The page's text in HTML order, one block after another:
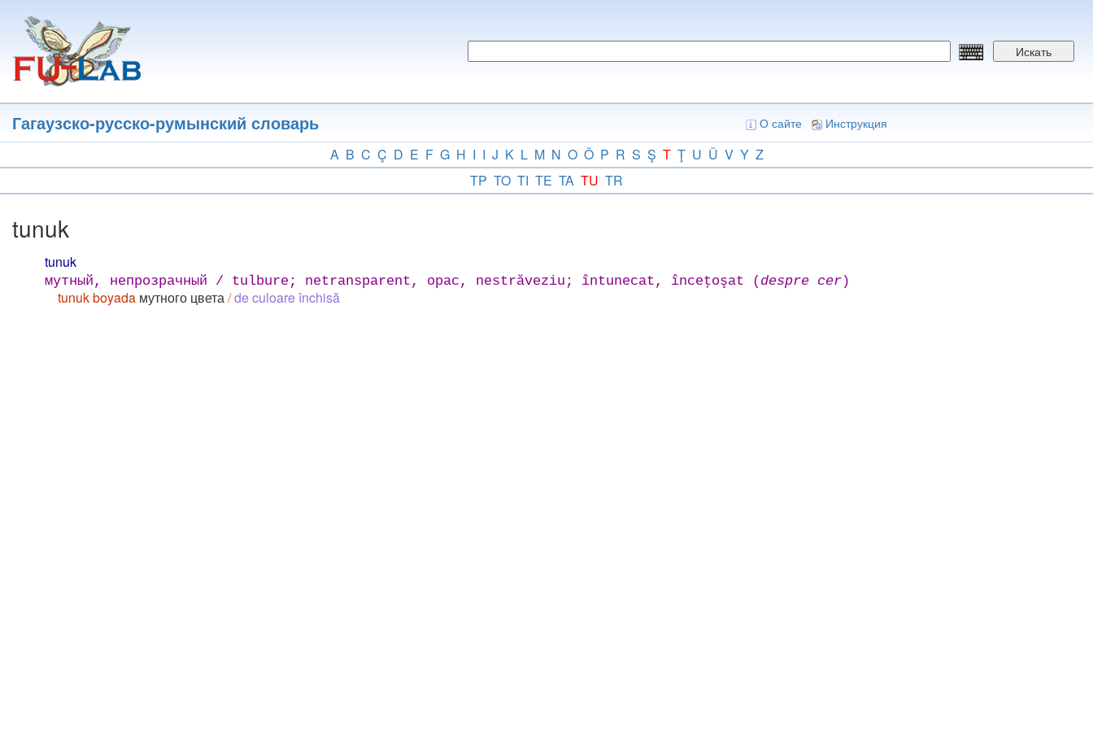
основному
содержанию
Искать
Гагаузско-русско-румынский словарь О сайте Инструкция
A B C Ç D E F G H I I J K L M N O Ö P R S Ş T Ţ U Ü V Y Z
TP TO TI TE TA TU TR
tunuk
tunuk
мутный, непрозрачный / tulbure; netransparent, opac, nestrăveziu; întunecat, înceţoşat (despre cer)
tunuk boyada мутного цвета/de culoare închisă